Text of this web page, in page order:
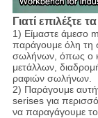
Γιατί επιλέξτε
1) Είμαστε άμεσο
παράγουμε όλη τη
σωλήνων, όπως ο
μετάλλων,
ραφιών σωλήνων.
2) Παράγουμε
serises για
να παραγάγουμε